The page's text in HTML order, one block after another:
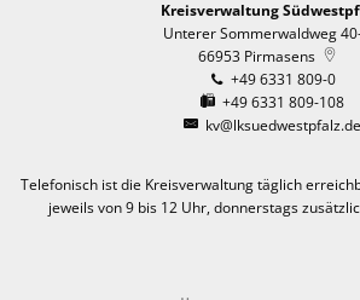
Kreisverwaltung
Unterer Sommerwaldweg
66953 Pirmasens
+49 6331 809-0
+49 6331 809-108
kv@lksuedwestpfalz.de
Telefonisch ist die Kreisverwaltung täglich
jeweils von 9 bis 12 Uhr, donnerstags